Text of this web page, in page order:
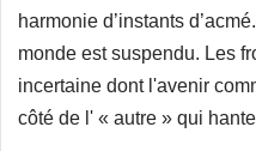
harmonie d’instants
monde est suspendu. Les
incertaine dont l'avenir
côté de l' « autre » qui